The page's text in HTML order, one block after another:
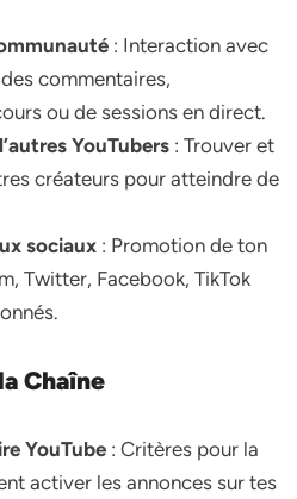
: Interaction avec
commentaires,
ou de sessions en direct.
YouTubers : Trouver et
créateurs pour atteindre de
sociaux : Promotion de ton
Twitter, Facebook, TikTok
Chaîne
YouTube : Critères pour la
activer les annonces sur tes